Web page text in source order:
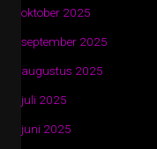
oktober 2025
september 2025
augustus 2025
juli 2025
juni 2025